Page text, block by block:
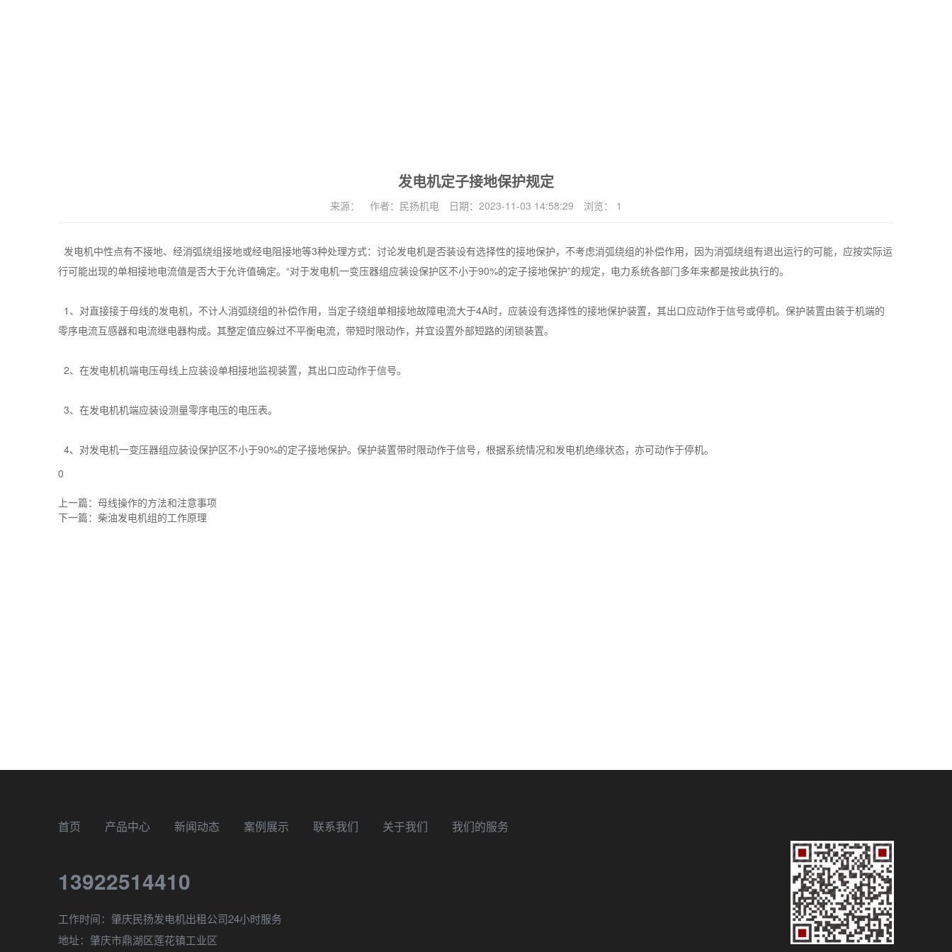
发电机定子接地保护规定
来源： 作者： 民扬机电 日期： 2023-11-03 14:58:29 浏览： 1
发电机中性点有不接地、经消弧绕组接地或经电阻接地等3种处理方式：讨论发电机是否装设有选择性的接地保护，不考虑消弧绕组的补偿作用，因为消弧绕组有退出运行的可能，应按实际运
行可能出现的单相接地电流值是否大于允许值确定。“对于发电机一变压器组应装设保护区不小于90%的定子接地保护”的规定，电力系统各部门多年来都是按此执行的。
1、对直接接于母线的发电机，不计人消弧绕组的补偿作用，当定子绕组单相接地故障电流大于4A时，应装设有选择性的接地保护装置，其出口应动作于信号或停机。保护装置由装于机端的
零序电流互感器和电流继电器构成。其整定值应躲过不平衡电流，带短时限动作，并宜设置外部短路的闭锁装置。
2、在发电机机端电压母线上应装设单相接地监视装置，其出口应动作于信号。
3、在发电机机端应装设测量零序电压的电压表。
4、对发电机一变压器组应装设保护区不小于90%的定子接地保护。保护装置带时限动作于信号，根据系统情况和发电机绝缘状态，亦可动作于停机。
0
上一篇： 母线操作的方法和注意事项
下一篇： 柴油发电机组的工作原理
首页 产品中心 新闻动态 案例展示 联系我们 关于我们 我们的服务
13922514410
工作时间：肇庆民扬发电机出租公司24小时服务
地址：肇庆市鼎湖区莲花镇工业区